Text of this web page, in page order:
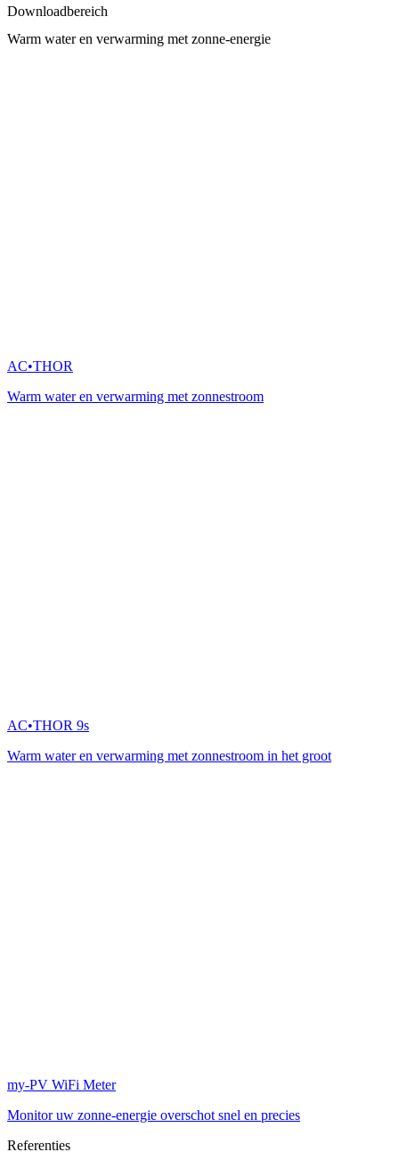
Downloadbereich
Warm water en verwarming met zonne-energie
AC•THOR
Warm water en verwarming met zonnestroom
AC•THOR 9s
Warm water en verwarming met zonnestroom in het groot
my-PV WiFi Meter
Monitor uw zonne-energie overschot snel en precies
Referenties